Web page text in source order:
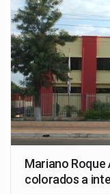
Mariano
colorados a